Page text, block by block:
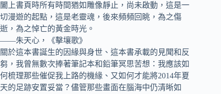
闔上書頁時所有時間猶如雕像靜止，尚未啟動，這是一
切漫遊的起點，這是老靈魂，後來頻頻回眺，為之傷
逝，為之悼亡的黃金時光。
——朱天心，《擊壤歌》
關於這本書誕生的因緣與身世、這本書承載的見聞和反
芻，我曾無數次捧著筆記本和鉛筆冥思苦想：我應該如
何梳理那些催促我上路的機緣、又如何才能將2014年夏
天的足跡安置妥當？儘管那些畫面在腦海中仍清晰如